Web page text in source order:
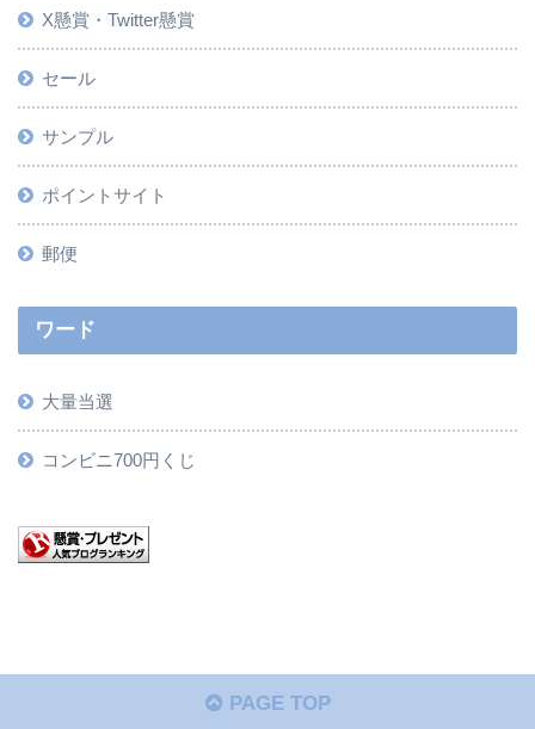
X懸賞・Twitter懸賞
セール
サンプル
ポイントサイト
郵便
ワード
大量当選
コンビニ700円くじ
PAGE TOP